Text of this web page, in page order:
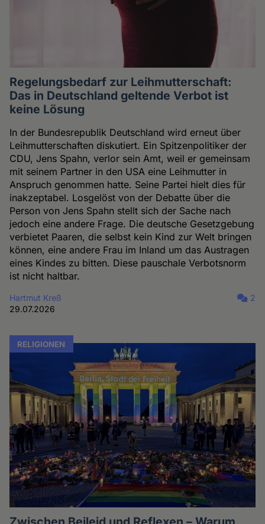
Regelungsbedarf zur Leihmutterschaft:
Das in Deutschland geltende Verbot ist
keine Lösung
In der Bundesrepublik Deutschland wird erneut über
Leihmutterschaften diskutiert. Ein Spitzenpolitiker der
CDU, Jens Spahn, verlor sein Amt, weil er gemeinsam
mit seinem Partner in den USA eine Leihmutter in
Anspruch genommen hatte. Seine Partei hielt dies für
inakzeptabel. Losgelöst von der Debatte über die
Person von Jens Spahn stellt sich der Sache nach
jedoch eine andere Frage. Die deutsche Gesetzgebung
verbietet Paaren, die selbst kein Kind zur Welt bringen
können, eine andere Frau im Inland um das Austragen
eines Kindes zu bitten. Diese pauschale Verbotsnorm
ist nicht haltbar.
Hartmut Kreß
29.07.2026
2
RELIGIONEN